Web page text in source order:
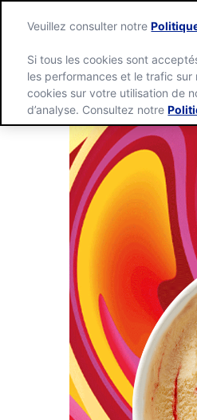
Veuillez consulter notre
Si tous les cookies sont
les performances et le trafic
cookies sur votre utilisation de
d’analyse. Consultez notre